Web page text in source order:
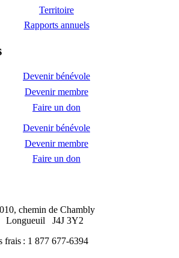
Territoire
Rapports annuels
Devenir bénévole
Devenir membre
Faire un don
Devenir bénévole
Devenir membre
Faire un don
chemin de Chambly
Longueuil J4J 3Y2
: 1 877 677-6394